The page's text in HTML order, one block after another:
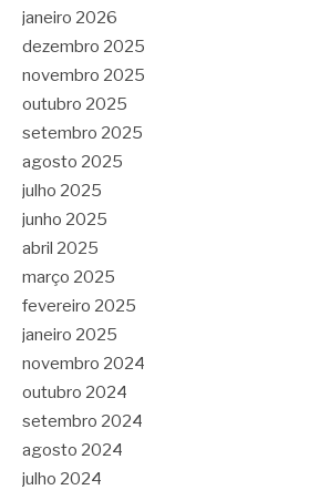
janeiro 2026
dezembro 2025
novembro 2025
outubro 2025
setembro 2025
agosto 2025
julho 2025
junho 2025
abril 2025
março 2025
fevereiro 2025
janeiro 2025
novembro 2024
outubro 2024
setembro 2024
agosto 2024
julho 2024